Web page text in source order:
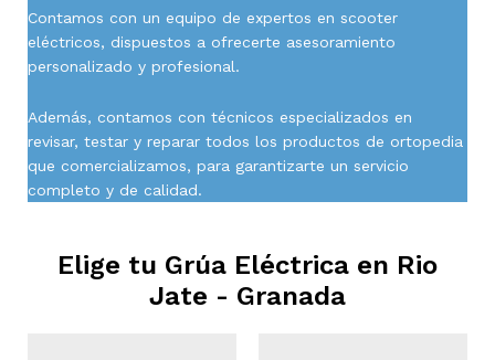
Contamos con un equipo de expertos en scooter
eléctricos, dispuestos a ofrecerte asesoramiento
personalizado y profesional.
Además, contamos con técnicos especializados en
revisar, testar y reparar todos los productos de ortopedia
que comercializamos, para garantizarte un servicio
completo y de calidad.
Elige tu Grúa Eléctrica en Rio
Jate - Granada